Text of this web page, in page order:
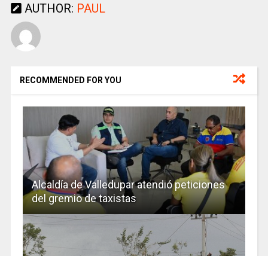
AUTHOR: PAUL
RECOMMENDED FOR YOU
Alcaldía de Valledupar atendió peticiones
del gremio de taxistas